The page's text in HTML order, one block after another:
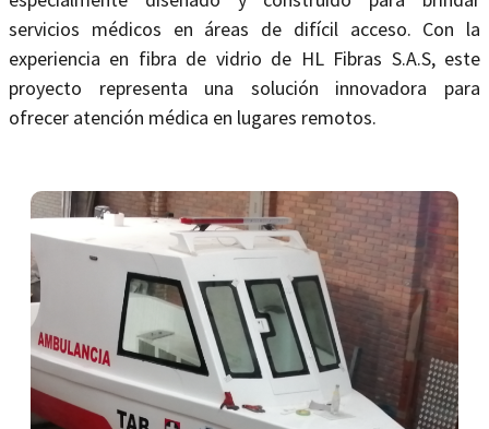
servicios médicos en áreas de difícil acceso. Con la
experiencia en fibra de vidrio de HL Fibras S.A.S, este
proyecto representa una solución innovadora para
ofrecer atención médica en lugares remotos.